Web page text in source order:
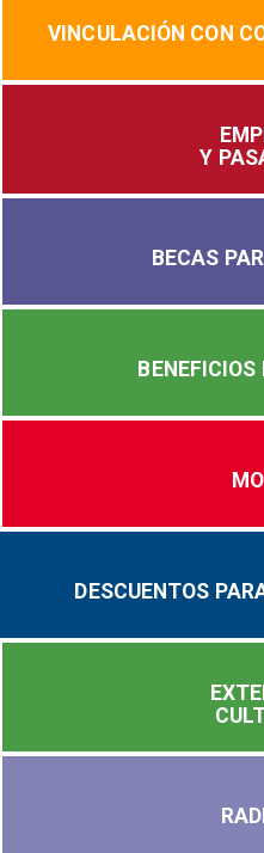
VINCULACIÓN CON
Y
BECAS
BENEFICIOS
DESCUENTOS